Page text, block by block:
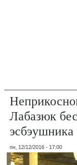
Лабазюк
пн, 12/12/2016 - 17:00